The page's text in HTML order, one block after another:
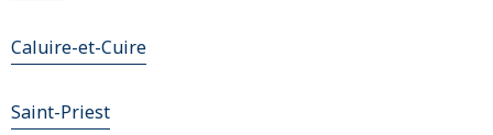
Caluire-et-Cuire
Saint-Priest